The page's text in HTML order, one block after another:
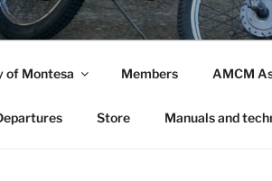
of Montesa Members AMCM
Store Manuals and